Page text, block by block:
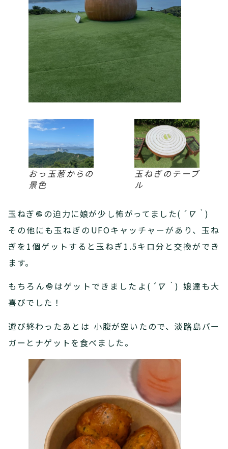
おっ玉葱からの
景色
玉ねぎのテーブ
ル
玉ねぎ🧅の迫力に娘が少し怖がってました( ´∇｀ )
その他にも玉ねぎのUFOキャッチャーがあり、玉ね
ぎを1個ゲットすると玉ねぎ1.5キロ分と交換ができ
ます。
もちろん🧅はゲットできましたよ( ´∇｀) 娘達も大
喜びでした！
遊び終わったあとは 小腹が空いたので、淡路島バー
ガーとナゲットを食べました。